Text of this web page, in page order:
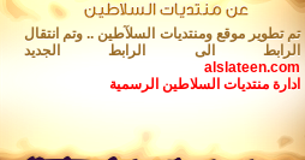
تم تطوير موقع ومنتديات السلآطين .. وتم انتقال
الرابط الى الرابط الجديد
alslateen.com
ادارة منتديات السلاطين الرسمية